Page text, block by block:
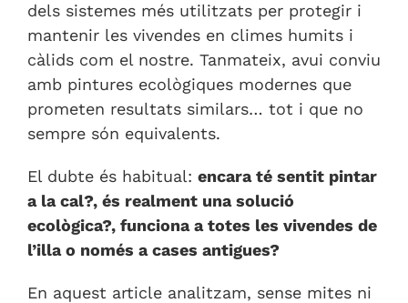
dels sistemes més utilitzats per protegir i
mantenir les vivendes en climes humits i
càlids com el nostre. Tanmateix, avui conviu
amb pintures ecològiques modernes que
prometen resultats similars… tot i que no
sempre són equivalents.
El dubte és habitual: encara té sentit pintar
a la cal?, és realment una solució
ecològica?, funciona a totes les vivendes de
l’illa o només a cases antigues?
En aquest article analitzam, sense mites ni